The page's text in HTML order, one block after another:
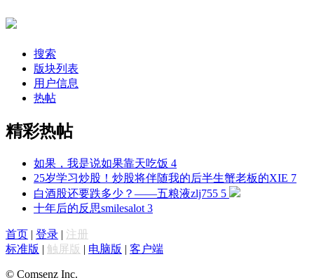
搜索
版块列表
用户信息
热帖
精彩热帖
如果，我是说如果靠天吃饭 4
25岁学习炒股！炒股将伴随我的后半生蟹老板的XIE 7
白酒股还要跌多少？——五粮液zlj755 5
十年后的反思smilesalot 3
首页 | 登录 | 注册
标准版 | 触屏版 | 电脑版 | 客户端
© Comsenz Inc.